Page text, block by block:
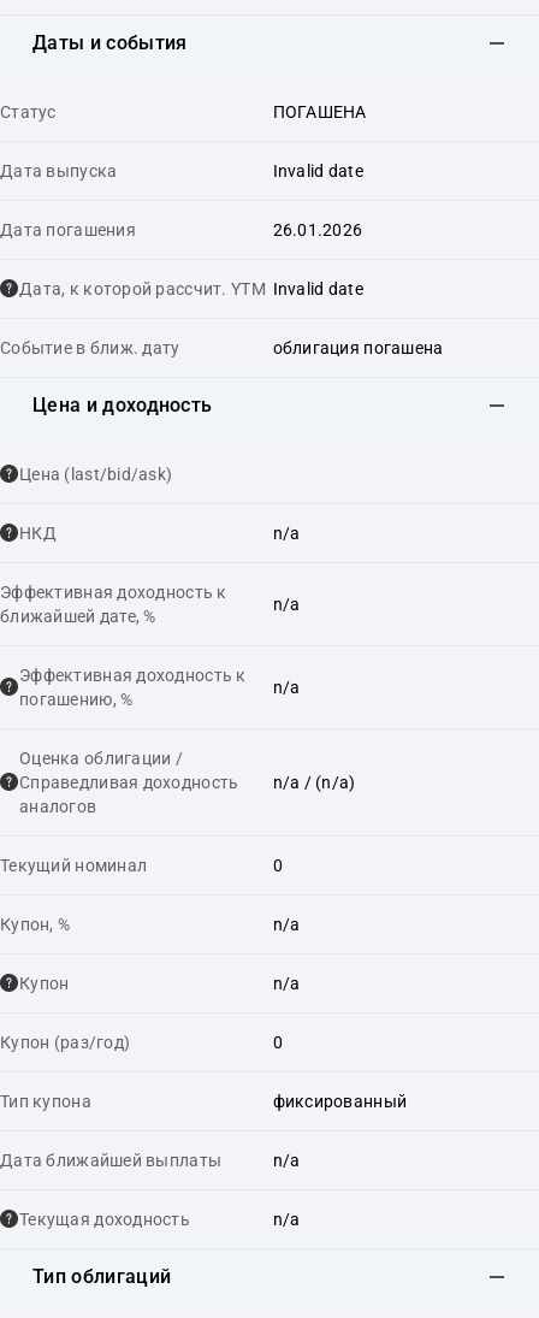
Даты и события
Статус ПОГАШЕНА
Дата выпуска Invalid date
Дата погашения 26.01.2026
Дата, к которой рассчит. YTM Invalid date
Событие в ближ. дату облигация погашена
Цена и доходность
Цена (last/bid/ask)
НКД n/a
Эффективная доходность к
ближайшей дате, %
n/a
Эффективная доходность к
погашению, %
n/a
Оценка облигации /
Справедливая доходность
аналогов
n/a / (n/a)
Текущий номинал 0
Купон, % n/a
Купон n/a
Купон (раз/год) 0
Тип купона фиксированный
Дата ближайшей выплаты n/a
Текущая доходность n/a
Тип облигаций